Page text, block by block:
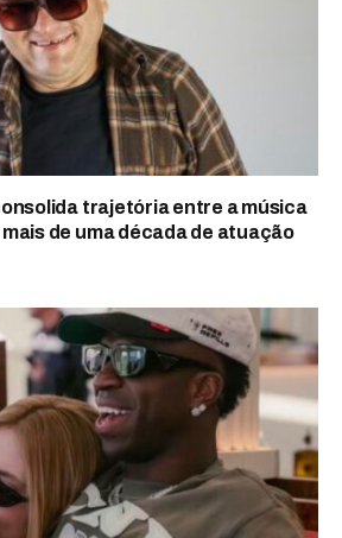
trajetória entre a música
de uma década de atuação